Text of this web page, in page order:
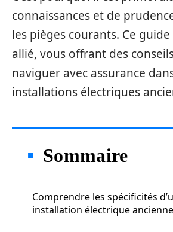
connaissances et de
les pièges courants. Ce
allié, vous offrant des
naviguer avec assurance
installations électriques
Sommaire
Comprendre les spécificités
installation électrique ancienne